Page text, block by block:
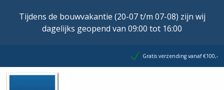
Tijdens de bouwvakantie (20-07 t/m 07-08) zijn wij
dagelijks geopend van 09:00 tot 16:00
Gratis verzending vanaf €100,-